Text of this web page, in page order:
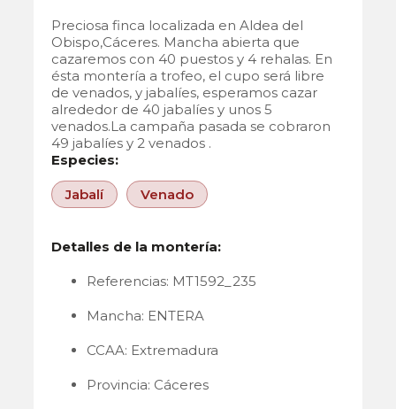
Preciosa finca localizada en Aldea del
Obispo,Cáceres. Mancha abierta que
cazaremos con 40 puestos y 4 rehalas. En
ésta montería a trofeo, el cupo será libre
de venados, y jabalíes, esperamos cazar
alrededor de 40 jabalíes y unos 5
venados.La campaña pasada se cobraron
49 jabalíes y 2 venados .
Especies:
Jabalí Venado
Detalles de la montería:
Referencias: MT1592_235
Mancha: ENTERA
CCAA: Extremadura
Provincia: Cáceres